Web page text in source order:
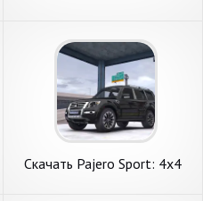
Андроид
Скачать Pajero Sport: 4x4